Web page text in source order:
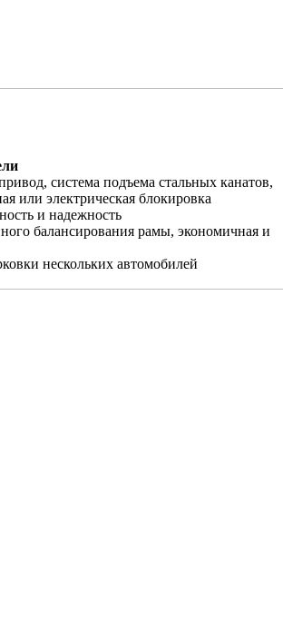
система подъема стальных канатов,
или электрическая блокировка
и надежность
балансирования рамы, экономичная и
нескольких автомобилей